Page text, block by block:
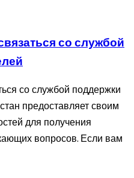
со службой
со службой поддержки
предоставляет своим
для получения
вопросов. Если вам